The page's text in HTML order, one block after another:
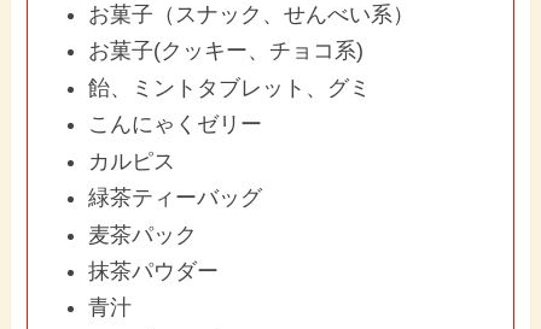
お菓子（スナック、せんべい系）
お菓子(クッキー、チョコ系)
飴、ミントタブレット、グミ
こんにゃくゼリー
カルピス
緑茶ティーバッグ
麦茶パック
抹茶パウダー
青汁